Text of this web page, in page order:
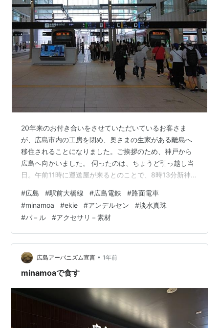
20年来のお付き合いをさせていただいているお客さま
が、広島市内の工房を閉め、奥さまの生家がある離島へ
移住されることになりました。ご挨拶のため、神戸から
広島へ向かいました。 伺ったのは、ちょうど引っ越し当
日。午前11時に運送屋が来るとのことで、8時13分新神戸
た。 改札を出て右手に進み、8月に開業したばかりの
「広島電鉄 駅前大橋線」に初乗車。 十日市町の電停に10
時前に着きました。 2階から発車した路面電車は、ゆっ
くりと坂を下り、平面に出ると一気にスピードが増しま
す。これまでにない走行感覚に驚かされました。 この路
線を使ってお客さまのもとへ…
#広島 #駅前大橋線 #広島電鉄 #路面電車
#minamoa #ekie #アンデルセン #淡水真珠
#パ－ル #アクセサリ－素材
広島アーバニズム宣言 • 1年前
minamoaで食す